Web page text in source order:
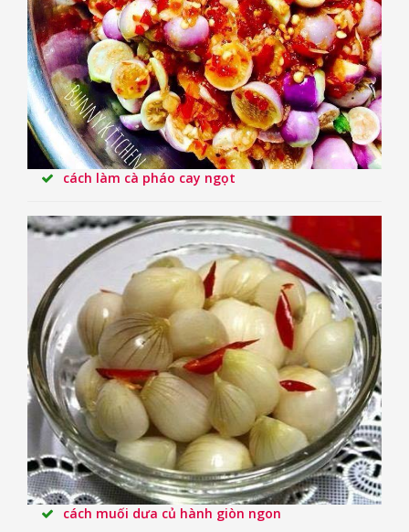
cách làm cà pháo cay ngọt
cách muối dưa củ hành giòn ngon